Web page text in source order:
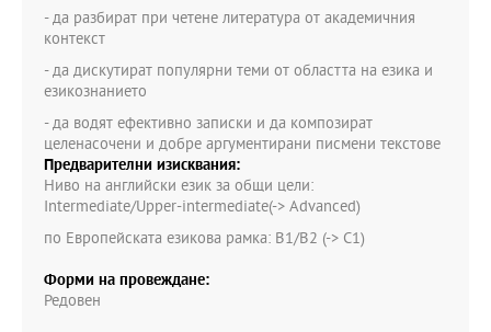
- да разбират при четене литература от академичния
контекст
- да дискутират популярни теми от областта на езика и
езикознанието
- да водят ефективно записки и да композират
целенасочени и добре аргументирани писмени текстове
Предварителни изисквания:
Ниво на английски език за общи цели:
Intermediate/Upper-intermediate(-> Advanced)
по Европейската езикова рамка: B1/B2 (-> C1)
Форми на провеждане:
Редовен